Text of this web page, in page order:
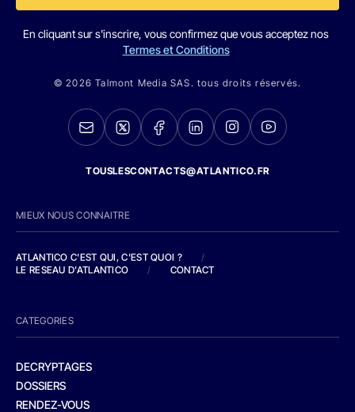
En cliquant sur s'inscrire, vous confirmez que vous acceptez nos
Termes et Conditions
© 2026 Talmont Media SAS. tous droits réservés.
TOUSLESCONTACTS@ATLANTICO.FR
MIEUX NOUS CONNAITRE
ATLANTICO C'EST QUI, C'EST QUOI ?
/
LE RESEAU D'ATLANTICO
/ CONTACT
CATEGORIES
DECRYPTAGES
DOSSIERS
RENDEZ-VOUS